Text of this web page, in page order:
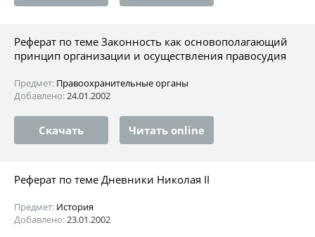
Реферат по теме Законность как основополагающий
принцип организации и осуществления правосудия
Предмет: Правоохранительные органы
Добавлено:24.01.2002
Скачать Читать online
Реферат по теме Дневники Николая II
Предмет: История
Добавлено:23.01.2002